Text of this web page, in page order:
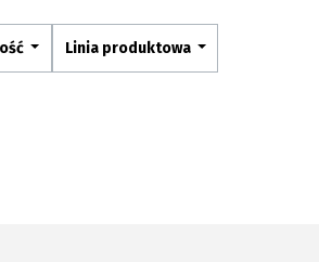
Linia produktowa
pobrania
architekta